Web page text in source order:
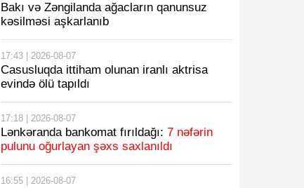
Bakı və Zəngilanda ağacların qanunsuz
kəsilməsi aşkarlanıb
17:43 | 2026-08-07
Casusluqda ittiham olunan iranlı aktrisa
evində ölü tapıldı
17:18 | 2026-08-07
Lənkəranda bankomat fırıldağı: 7 nəfərin
pulunu oğurlayan şəxs saxlanıldı
16:55 | 2026-08-07